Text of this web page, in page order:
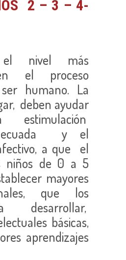
2 – 3 – 4-
el nivel más
el proceso
humano. La
deben ayudar
y el
a que el
niños de 0 a 5
mayores
que los
desarrollar,
básicas,
aprendizajes